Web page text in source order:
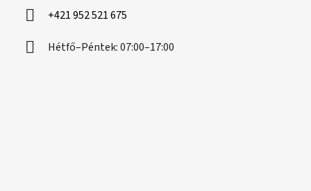
+421 952 521 675
Hétfő–Péntek: 07:00–17:00